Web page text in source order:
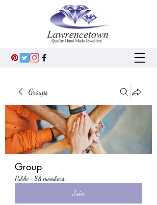
Groups
Group
Public · 88 members
Join